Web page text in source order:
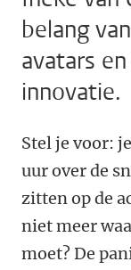
belang
avatars
innovatie.
Stel je voor:
uur over de
zitten op de
niet meer
moet? De